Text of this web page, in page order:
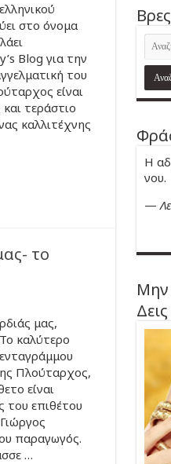
στο όνομα
Blog για την
του
είναι
τεράστιο
καλλιτέχνης
το
μας,
καλύτερο
Πλούταρχος,
είναι
του επιθέτου
παραγωγός.
…
Η
νου.
—
Μην